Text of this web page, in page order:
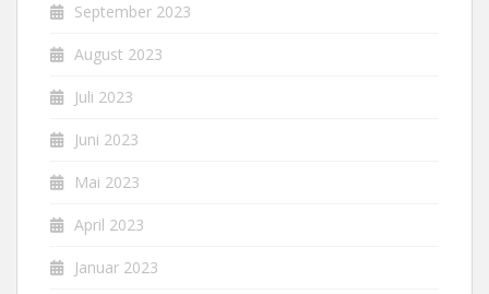
September 2023
August 2023
Juli 2023
Juni 2023
Mai 2023
April 2023
Januar 2023